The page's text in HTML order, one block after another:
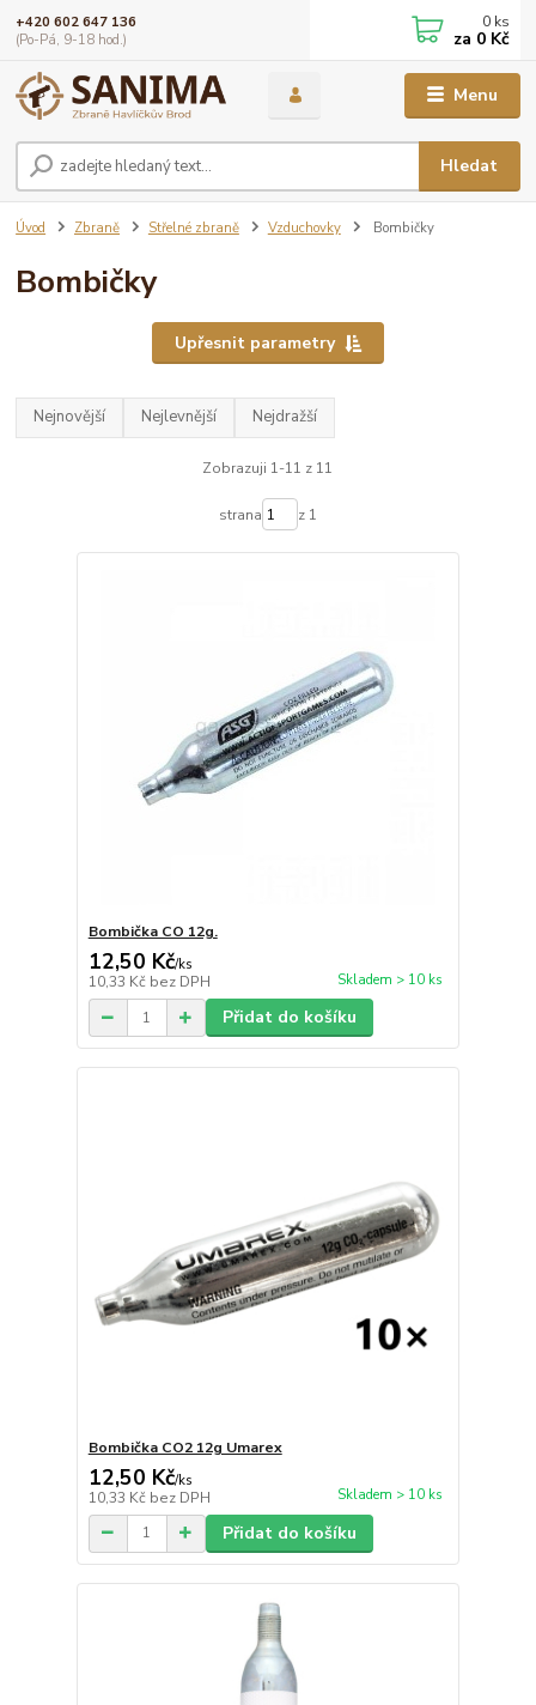
Menu
Hledat
+420 602 647 136
(Po-Pá, 9-18 hod.)
0 ks
za 0 Kč
Úvod Zbraně Střelné zbraně Vzduchovky Bombičky
Bombičky
Upřesnit parametry
Nejnovější Nejlevnější Nejdražší
Zobrazuji 1-11 z 11
strana z 1
Bombička CO 12g.
12,50 Kč/ks
10,33 Kč bez DPH Skladem > 10 ks
Přidat do košíku
Bombička CO2 12g Umarex
12,50 Kč/ks
10,33 Kč bez DPH Skladem > 10 ks
Přidat do košíku